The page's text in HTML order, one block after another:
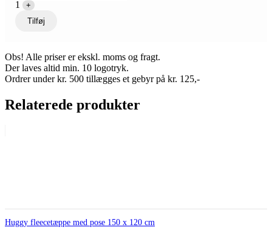
1
+
Tilføj
Obs! Alle priser er ekskl. moms og fragt.
Der laves altid min. 10 logotryk.
Ordrer under kr. 500 tillægges et gebyr på kr. 125,-
Relaterede produkter
Huggy fleecetæppe med pose 150 x 120 cm